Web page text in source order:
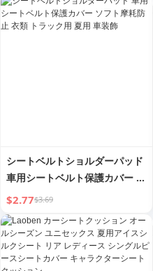
電 シートカーピロー ネックピ
ロー ウエストパッド
シートベルトショルダーパッド
車用シートベルト保護カバー ソ
フト摩耗防止 衣類 トラック用
夏用 車装飾
$2.77$3.69